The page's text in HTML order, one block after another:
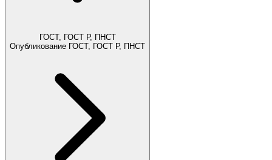
ГОСТ, ГОСТ Р, ПНСТ
Опубликование ГОСТ, ГОСТ Р, ПНСТ